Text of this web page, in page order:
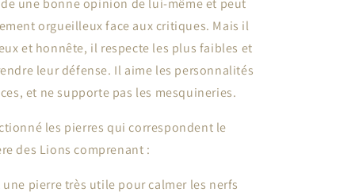
une bonne opinion de lui-même et peut
orgueilleux face aux critiques. Mais il
et honnête, il respecte les plus faibles et
leur défense. Il aime les personnalités
et ne supporte pas les mesquineries.
les pierres qui correspondent le
des Lions comprenant :
pierre très utile pour calmer les nerfs